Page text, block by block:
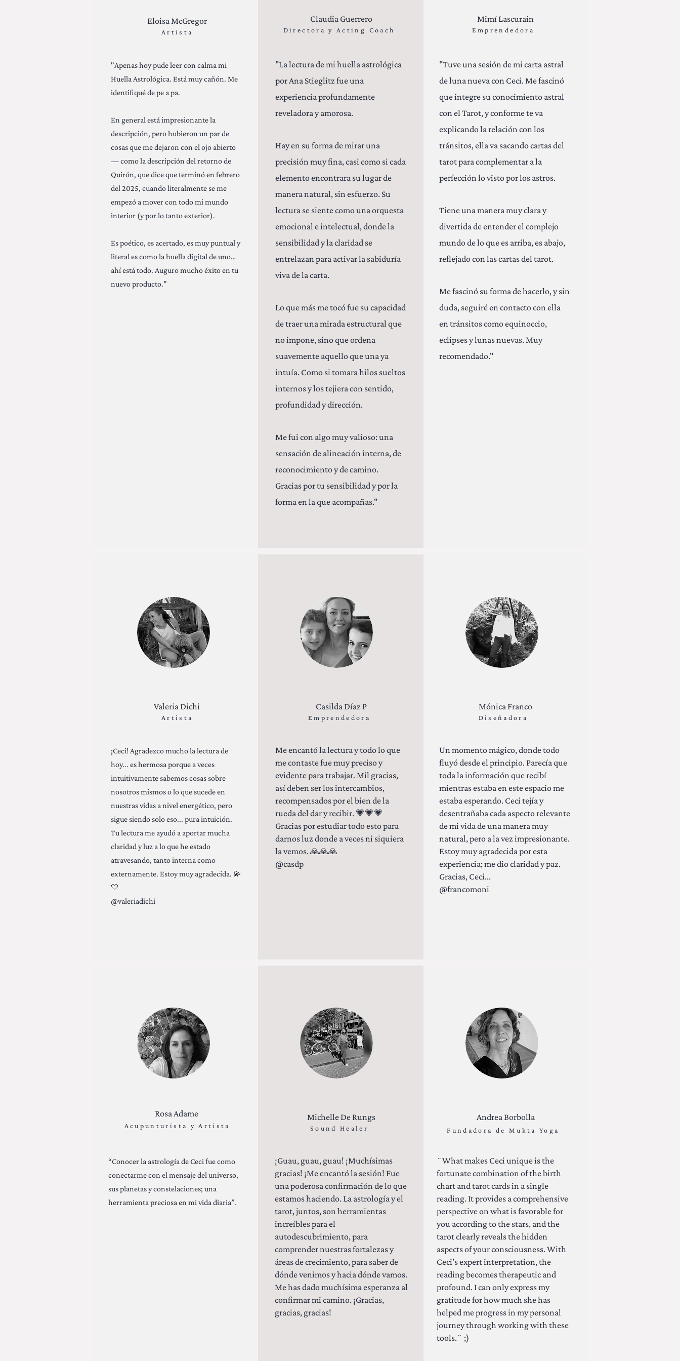
Eloisa McGregor
Artista
"Apenas hoy pude leer con calma mi
Huella Astrológica. Está muy cañón. Me
identifiqué de pe a pa.
En general está impresionante la
descripción, pero hubieron un par de
cosas que me dejaron con el ojo abierto
— como la descripción del retorno de
Quirón, que dice que terminó en febrero
del 2025, cuando literalmente se me
empezó a mover con todo mi mundo
interior (y por lo tanto exterior).
Es poético, es acertado, es muy puntual y
literal es como la huella digital de uno…
ahí está todo. Auguro mucho éxito en tu
nuevo producto."
Claudia Guerrero
Directora y Acting Coach
"La lectura de mi huella astrológica
por Ana Stieglitz fue una
experiencia profundamente
reveladora y amorosa.
Hay en su forma de mirar una
precisión muy fina, casi como si cada
elemento encontrara su lugar de
manera natural, sin esfuerzo. Su
lectura se siente como una orquesta
emocional e intelectual, donde la
sensibilidad y la claridad se
entrelazan para activar la sabiduría
viva de la carta.
Lo que más me tocó fue su capacidad
de traer una mirada estructural que
no impone, sino que ordena
suavemente aquello que una ya
intuía. Como si tomara hilos sueltos
internos y los tejiera con sentido,
profundidad y dirección.
Me fui con algo muy valioso: una
sensación de alineación interna, de
reconocimiento y de camino.
Gracias por tu sensibilidad y por la
forma en la que acompañas."
Mimí Lascurain
Emprendedora
"Tuve una sesión de mi carta astral
de luna nueva con Ceci. Me fascinó
que integre su conocimiento astral
con el Tarot, y conforme te va
explicando la relación con los
tránsitos, ella va sacando cartas del
tarot para complementar a la
perfección lo visto por los astros.
Tiene una manera muy clara y
divertida de entender el complejo
mundo de lo que es arriba, es abajo,
reflejado con las cartas del tarot.
Me fascinó su forma de hacerlo, y sin
duda, seguiré en contacto con ella
en tránsitos como equinoccio,
eclipses y lunas nuevas. Muy
recomendado."
Valeria Dichi
Artista
¡Ceci! Agradezco mucho la lectura de
hoy... es hermosa porque a veces
intuitivamente sabemos cosas sobre
nosotros mismos o lo que sucede en
nuestras vidas a nivel energético, pero
sigue siendo solo eso... pura intuición.
Tu lectura me ayudó a aportar mucha
claridad y luz a lo que he estado
atravesando, tanto interna como
externamente. Estoy muy agradecida. 💫
🤍
@valeriadichi
Casilda Díaz P
Emprendedora
Me encantó la lectura y todo lo que
me contaste fue muy preciso y
evidente para trabajar. Mil gracias,
así deben ser los intercambios,
recompensados por el bien de la
rueda del dar y recibir. 💗💗💗
Gracias por estudiar todo esto para
darnos luz donde a veces ni siquiera
la vemos. 🙏🙏🙏
@casdp
Mónica Franco
Diseñadora
Un momento mágico, donde todo
fluyó desde el principio. Parecía que
toda la información que recibí
mientras estaba en este espacio me
estaba esperando. Ceci tejía y
desentrañaba cada aspecto relevante
de mi vida de una manera muy
natural, pero a la vez impresionante.
Estoy muy agradecida por esta
experiencia; me dio claridad y paz.
Gracias, Ceci...
@francomoni
Rosa Adame
Acupunturista y Artista
“Conocer la astrología de Ceci fue como
conectarme con el mensaje del universo,
sus planetas y constelaciones; una
herramienta preciosa en mi vida diaria”.
Michelle De Rungs
Sound Healer
¡Guau, guau, guau! ¡Muchísimas
gracias! ¡Me encantó la sesión! Fue
una poderosa confirmación de lo que
estamos haciendo. La astrología y el
tarot, juntos, son herramientas
increíbles para el
autodescubrimiento, para
comprender nuestras fortalezas y
áreas de crecimiento, para saber de
dónde venimos y hacia dónde vamos.
Me has dado muchísima esperanza al
confirmar mi camino. ¡Gracias,
gracias, gracias!
Andrea Borbolla
Fundadora de Mukta Yoga
¨What makes Ceci unique is the
fortunate combination of the birth
chart and tarot cards in a single
reading. It provides a comprehensive
perspective on what is favorable for
you according to the stars, and the
tarot clearly reveals the hidden
aspects of your consciousness. With
Ceci's expert interpretation, the
reading becomes therapeutic and
profound. I can only express my
gratitude for how much she has
helped me progress in my personal
journey through working with these
tools.¨ ;)